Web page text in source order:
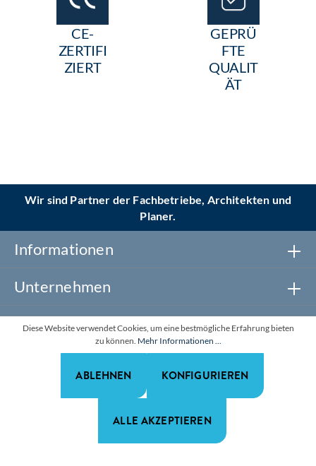
CE-
ZERTIFI
ZIERT
GEPRÜ
FTE
QUALIT
ÄT
Wir sind Partner der Fachbetriebe, Architekten und
Planer.
Informationen
Unternehmen
Newsletter abonnieren
*Alle Preise zzgl. gesetzl. Mehrwertsteuer. Alle Rechte
vorbehalten.
Diese Website verwendet Cookies, um eine bestmögliche Erfahrung bieten
zu können. Mehr Informationen ...
ABLEHNEN KONFIGURIEREN
ALLE AKZEPTIEREN